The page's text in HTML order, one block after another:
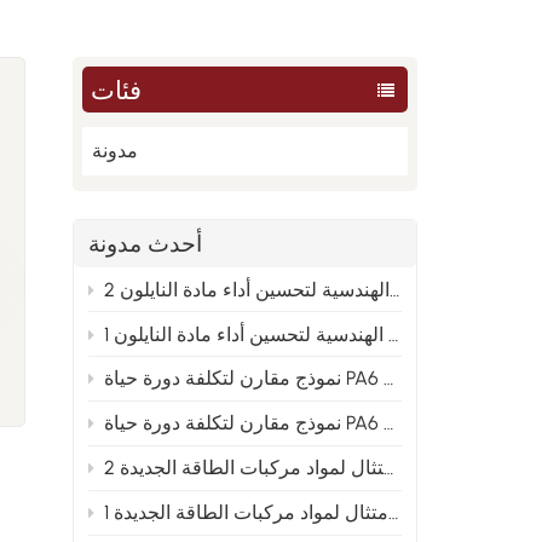
فئات
مدونة
أحدث مدونة
من العينة إلى الإنتاج الضخم: تحليل الأسباب الجذرية الهندسية لتحسين أداء مادة النايلون 2
من العينة إلى الإنتاج الضخم: تحليل الأسباب الجذرية الهندسية لتحسين أداء مادة النايلون 1
توجيهات تخطيط متقدمة لصيغ النايلون المعدلة في ظل اتجاه الامتثال لمواد مركبات الطاقة الجديدة 2
توجيهات التخطيط المتقدمة لصيغ النايلون المعدلة في ظل اتجاه الامتثال لمواد مركبات الطاقة الجديدة 1